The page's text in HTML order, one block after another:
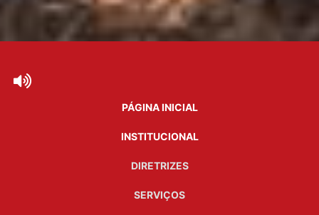
PÁGINA INICIAL
INSTITUCIONAL
DIRETRIZES
SERVIÇOS